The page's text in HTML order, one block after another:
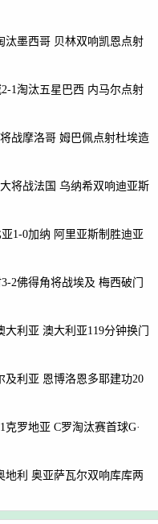
汰墨西哥 贝林双响凯恩点射
1淘汰五星巴西 内马尔点射
战摩洛哥 姆巴佩点射杜埃造
将战法国 乌纳希双响迪亚斯
1-0加纳 阿里亚斯制胜迪亚
2佛得角将战埃及 梅西破门
利亚 澳大利亚119分钟换门
及利亚 恩博洛恩多耶建功20
克罗地亚 C罗淘汰赛首球G·
地利 奥亚萨瓦尔双响库库两